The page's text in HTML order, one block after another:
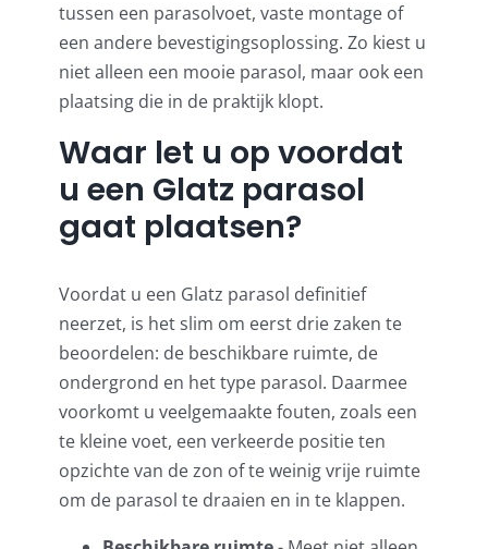
tussen een parasolvoet, vaste montage of
een andere bevestigingsoplossing. Zo kiest u
niet alleen een mooie parasol, maar ook een
plaatsing die in de praktijk klopt.
Waar let u op voordat
u een Glatz parasol
gaat plaatsen?
Voordat u een Glatz parasol definitief
neerzet, is het slim om eerst drie zaken te
beoordelen: de beschikbare ruimte, de
ondergrond en het type parasol. Daarmee
voorkomt u veelgemaakte fouten, zoals een
te kleine voet, een verkeerde positie ten
opzichte van de zon of te weinig vrije ruimte
om de parasol te draaien en in te klappen.